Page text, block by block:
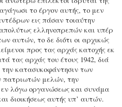
το έργον αυτής, το μεν
εις πάσαν τοιαύτην
ελληνοπρεπών και υπέρ
αυτών, το δε διότι οι αρχικώς
προς τας αρχάς κατοχής εκ
τας αρχάς του έτους 1942, διά
την κατασυκοφάντησιν των
μελών, την
λόγω οργανώσεως και συνάμα
διοικήσεως αυτής υπ’ αυτών.